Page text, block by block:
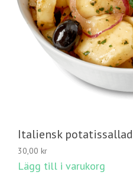
Italiensk potatissallad
30,00 kr
Lägg till i varukorg